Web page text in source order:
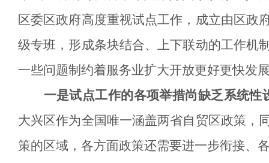
区委区政府高度重视试点工作，成立由区政
级专班，形成条块结合、上下联动的工作机
一些问题制约着服务业扩大开放更好更快发
一是试点工作的各项举措尚缺乏系统性
大兴区作为全国唯一涵盖两省自贸区政策，
策的区域，各方面政策还需要进一步衔接、